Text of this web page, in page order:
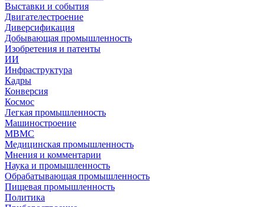
Выставки и события
Двигателестроение
Диверсификация
Добывающая промышленность
Изобретения и патенты
ИИ
Инфраструктура
Кадры
Конверсия
Космос
Легкая промышленность
Машиностроение
МВМС
Медицинская промышленность
Мнения и комментарии
Наука и промышленность
Обрабатывающая промышленность
Пищевая промышленность
Политика